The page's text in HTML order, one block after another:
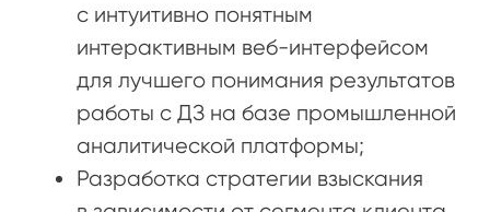
с интуитивно понятным
интерактивным веб-интерфейсом
для лучшего понимания результатов
работы с ДЗ на базе промышленной
аналитической платформы;
Разработка стратегии взыскания